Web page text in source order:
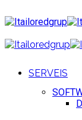
SERVEIS